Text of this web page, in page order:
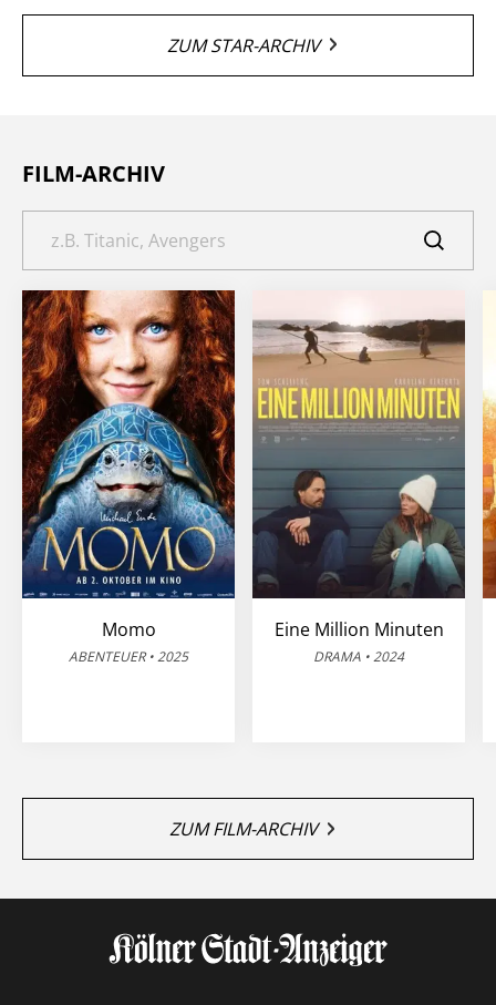
ZUM STAR-ARCHIV
FILM-ARCHIV
Momo
ABENTEUER • 2025
Eine Million Minuten
DRAMA • 2024
ZUM FILM-ARCHIV